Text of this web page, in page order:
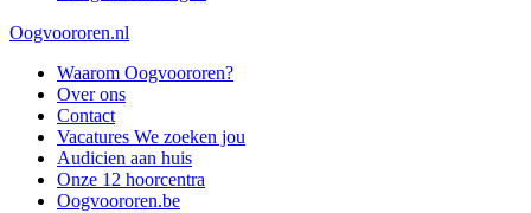
Oogvoororen.nl
Waarom Oogvoororen?
Over ons
Contact
Vacatures We zoeken jou
Audicien aan huis
Onze 12 hoorcentra
Oogvoororen.be